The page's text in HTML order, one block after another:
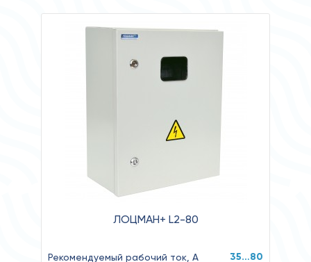
ЛОЦМАН+ L2-80
Рекомендуемый рабочий ток, А 35…80